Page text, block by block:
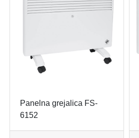
Panelna grejalica FS-
6152